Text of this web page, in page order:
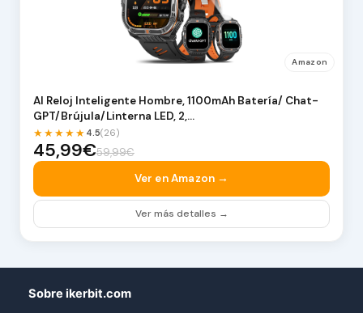
Amazon
AI Reloj Inteligente Hombre, 1100mAh Batería/ Chat-
GPT/Brújula/Linterna LED, 2,…
★★★★★ 4.5(26)
45,99€59,99€
Ver en Amazon →
Ver más detalles →
Sobre ikerbit.com